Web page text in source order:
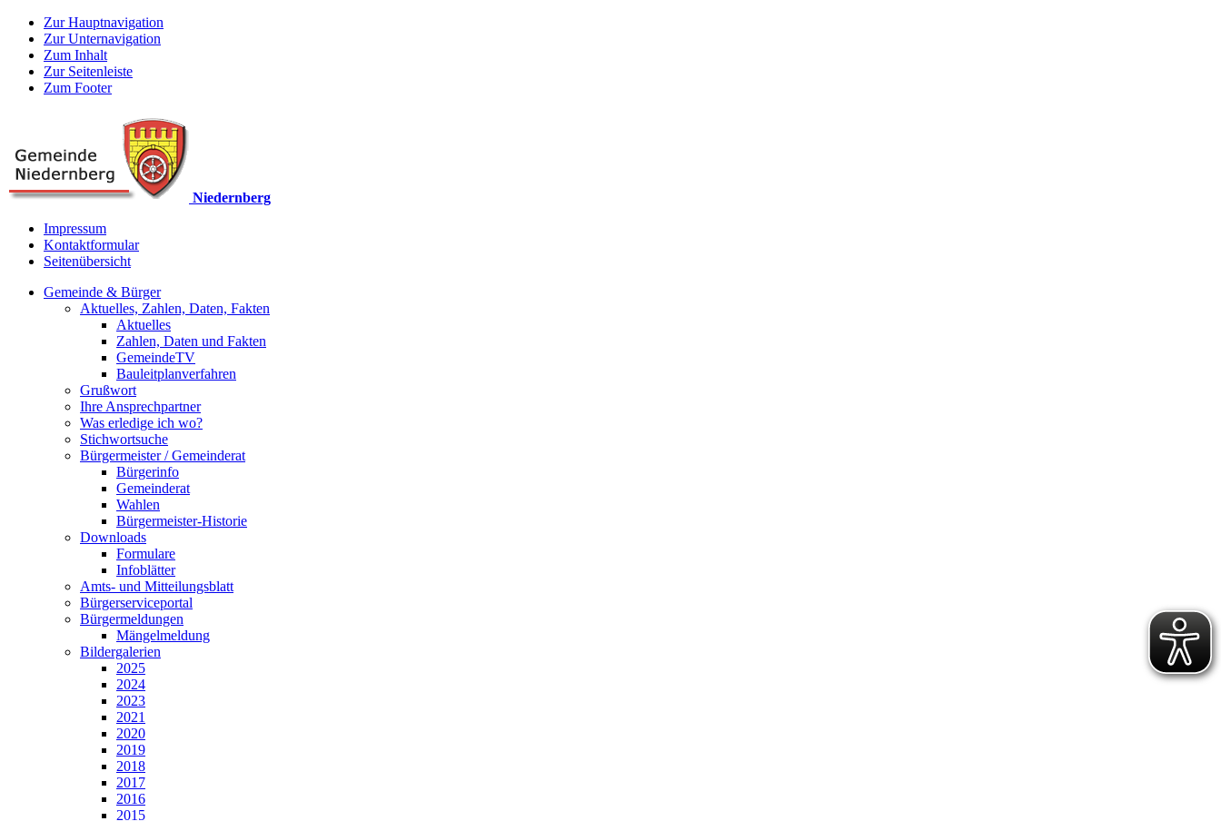
Zur Hauptnavigation
Zur Unternavigation
Zum Inhalt
Zur Seitenleiste
Zum Footer
Niedernberg
Impressum
Kontaktformular
Seitenübersicht
Gemeinde & Bürger
Aktuelles, Zahlen, Daten, Fakten
Aktuelles
Zahlen, Daten und Fakten
GemeindeTV
Bauleitplanverfahren
Grußwort
Ihre Ansprechpartner
Was erledige ich wo?
Stichwortsuche
Bürgermeister / Gemeinderat
Bürgerinfo
Gemeinderat
Wahlen
Bürgermeister-Historie
Downloads
Formulare
Infoblätter
Amts- und Mitteilungsblatt
Bürgerserviceportal
Bürgermeldungen
Mängelmeldung
Bildergalerien
2025
2024
2023
2021
2020
2019
2018
2017
2016
2015